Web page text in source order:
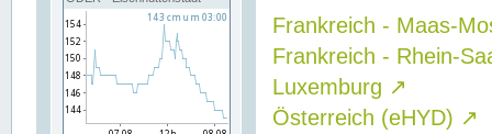
Frankreich - Maas-
Frankreich - Rhein-
Luxemburg ↗
Österreich (eHYD) ↗